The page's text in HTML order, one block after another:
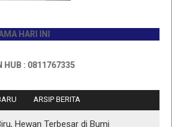
INI
: 0811767335
ARSIP BERITA
Hewan Terbesar di Bumi